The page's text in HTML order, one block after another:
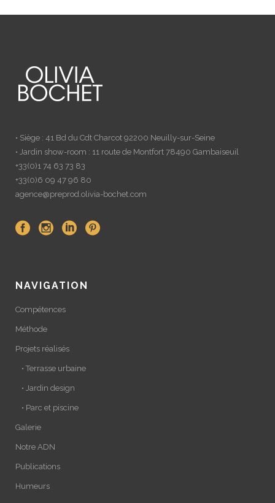
• Siège : 41 Bd du Cdt Charcot 92200 Neuilly-sur-Seine
• Jardin show-room : 11 route de Montfort 78490 Gambaiseuil
+33(0)1 74 63 73 83
+33(0)6 09 47 96 80
agence@preprod.olivia-bochet.com
NAVIGATION
Compétences
Méthode
Projets réalisés
• Terrasse urbaine
• Jardin design
• Parc et piscine
Galerie
Notre ADN
Publications
Humeurs